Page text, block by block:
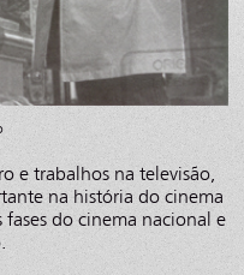
e trabalhos na televisão,
na história do cinema
do cinema nacional e